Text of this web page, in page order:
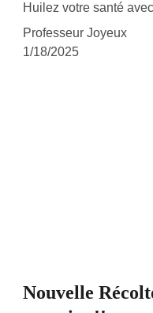
Huilez votre santé
Professeur Joyeux
1/18/2025
Nouvelle